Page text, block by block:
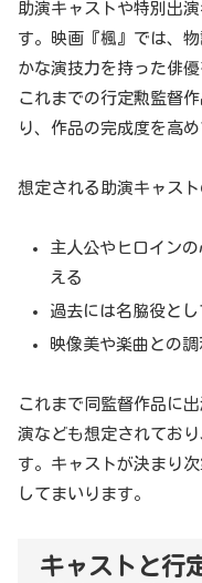
助演キャストや特別出
す。映画『楓』では、
かな演技力を持った俳
これまでの行定勲監督
り、作品の完成度を高め
想定される助演キャス
主人公やヒロイン
える
過去には名脇役と
映像美や楽曲との
これまで同監督作品に
演なども想定されてお
す。キャストが決まり
してまいります。
キャストと行